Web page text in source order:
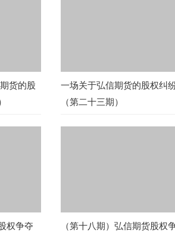
货的股
一场关于弘信期货的股权纠
（第二十三期）
权争夺
（第十八期）弘信期货股权